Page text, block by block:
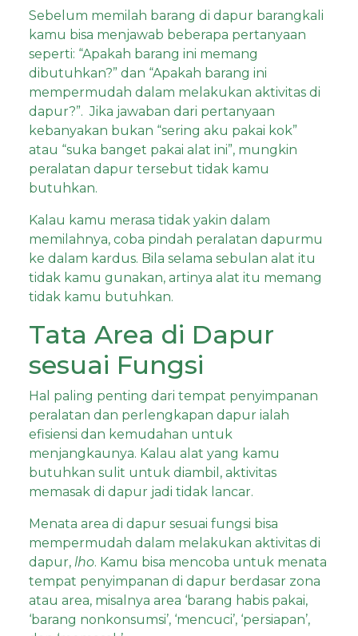
Sebelum memilah barang di dapur barangkali
kamu bisa menjawab beberapa pertanyaan
seperti: “Apakah barang ini memang
dibutuhkan?” dan “Apakah barang ini
mempermudah dalam melakukan aktivitas di
dapur?”. Jika jawaban dari pertanyaan
kebanyakan bukan “sering aku pakai kok”
atau “suka banget pakai alat ini”, mungkin
peralatan dapur tersebut tidak kamu
butuhkan.
Kalau kamu merasa tidak yakin dalam
memilahnya, coba pindah peralatan dapurmu
ke dalam kardus. Bila selama sebulan alat itu
tidak kamu gunakan, artinya alat itu memang
tidak kamu butuhkan.
Tata Area di Dapur
sesuai Fungsi
Hal paling penting dari tempat penyimpanan
peralatan dan perlengkapan dapur ialah
efisiensi dan kemudahan untuk
menjangkaunya. Kalau alat yang kamu
butuhkan sulit untuk diambil, aktivitas
memasak di dapur jadi tidak lancar.
Menata area di dapur sesuai fungsi bisa
mempermudah dalam melakukan aktivitas di
dapur, lho. Kamu bisa mencoba untuk menata
tempat penyimpanan di dapur berdasar zona
atau area, misalnya area ‘barang habis pakai,
‘barang nonkonsumsi’, ‘mencuci’, ‘persiapan’,